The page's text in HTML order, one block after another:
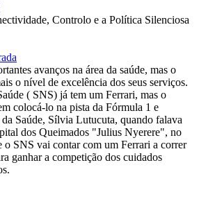
Controlo e a Política Silenciosa
avanços na área da saúde, mas o
o nível de excelência dos seus serviços.
( SNS) já tem um Ferrari, mas o
colocá-lo na pista da Fórmula 1 e
Saúde, Sílvia Lutucuta, quando falava
dos Queimados "Julius Nyerere", no
o SNS vai contar com um Ferrari a correr
ganhar a competição dos cuidados